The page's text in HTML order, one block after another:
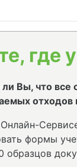
где
ли Вы, что
формы
образцов